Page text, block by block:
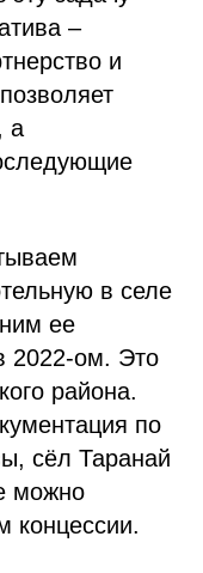
–
и
а
в селе
ее
2022-ом. Это
района.
по
сёл Таранай
можно
концессии.